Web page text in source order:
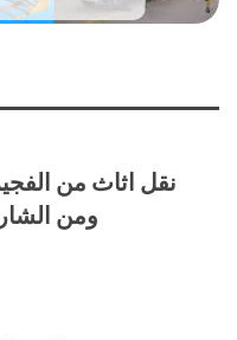
نقل اثاث من
ومن